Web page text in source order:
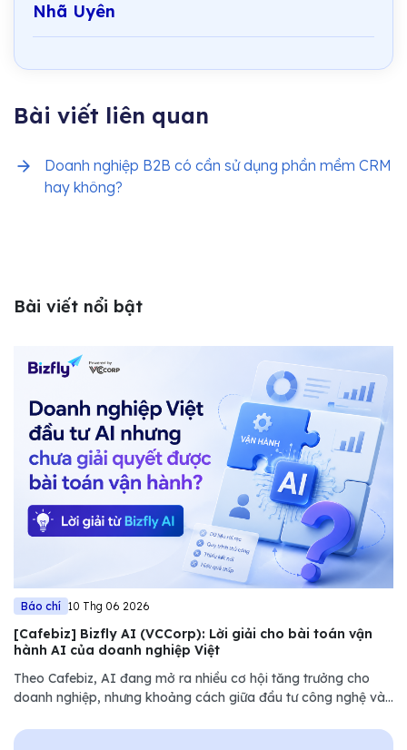
Nhã Uyên
Bài viết liên quan
Doanh nghiệp B2B có cần sử dụng phần mềm CRM
hay không?
Bài viết nổi bật
Báo chí 10 Thg 06 2026
[Cafebiz] Bizfly AI (VCCorp): Lời giải cho bài toán vận
hành AI của doanh nghiệp Việt
Theo Cafebiz, AI đang mở ra nhiều cơ hội tăng trưởng cho
doanh nghiệp, nhưng khoảng cách giữa đầu tư công nghệ và
chọn cách tiếp cận khác...........